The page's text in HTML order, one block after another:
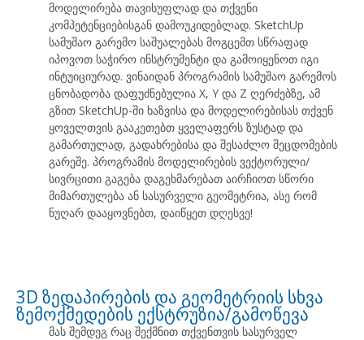
მოდელირება თავისუფლად და თქვენი
კომპეტენციებისგან დამოუკიდებლად. SketchUp
სამუშაო გარემო საშუალებას მოგცემთ სწრაფად
იპოვოთ საჭირო ინსტრუმენტი და გამოიყენოთ იგი
ინტუიციურად. ვინაიდან პროგრამის სამუშაო გარემოს
ცნობადობა დაფუძნებულია X, Y და Z ღერძებზე, ამ
გზით SketchUp-ში ხაზვისა და მოდელირებისას თქვენ
ყოველთვის გააკეთებთ ყველაფერს ზუსტად და
გამართულად, გადახრებისა და შესაძლო შეცდომების
გარეშე. პროგრამის მოდელირების ვექტორული/
სივრცითი გაგება დაგეხმარებათ აირჩიოთ სწორი
მიმართულება ან სასურველი გეომეტრია, ასე რომ
ნუღარ დააყოვნებთ, დაიწყეთ დღესვე!
3D ზედაპირების და გეომეტრიის სხვა
ზემოქმედების ექსტრუზია/გამოწევა
მას შემდეგ რაც შექმნით თქვენთვის სასურველ